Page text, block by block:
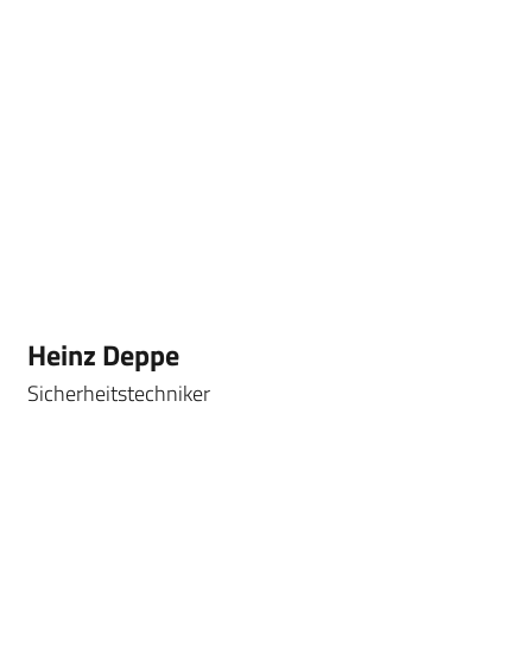
Heinz Deppe
Sicherheitstechniker